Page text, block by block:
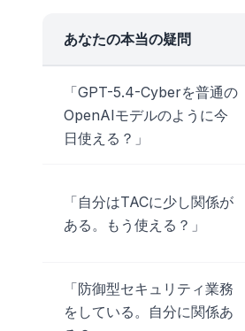
あなたの本当の疑問
「GPT-5.4-Cyberを普通の
OpenAIモデルのように今
日使える？」
「自分はTACに少し関係が
ある。もう使える？」
「防御型セキュリティ業務
をしている。自分に関係あ